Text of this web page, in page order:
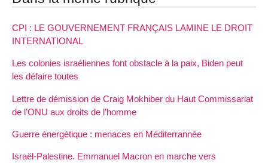
CPI : LE GOUVERNEMENT FRANÇAIS LAMINE LE DROIT
INTERNATIONAL
Les colonies israéliennes font obstacle à la paix, Biden peut
les défaire toutes
Lettre de démission de Craig Mokhiber du Haut Commissariat
de l’ONU aux droits de l’homme
Guerre énergétique : menaces en Méditerrannée
Israël-Palestine. Emmanuel Macron en marche vers